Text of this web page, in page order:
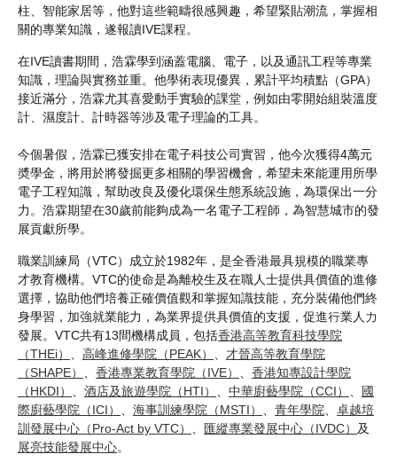
柱、智能家居等，他對這些範疇很感興趣，希望緊貼潮流，掌握相
關的專業知識，遂報讀IVE課程。
在IVE讀書期間，浩霖學到涵蓋電腦、電子，以及通訊工程等專業
知識，理論與實務並重。他學術表現優異，累計平均積點（GPA）
接近滿分，浩霖尤其喜愛動手實驗的課堂，例如由零開始組裝溫度
計、濕度計、計時器等涉及電子理論的工具。
今個暑假，浩霖已獲安排在電子科技公司實習，他今次獲得4萬元
奬學金，將用於將發掘更多相關的學習機會，希望未來能運用所學
電子工程知識，幫助改良及優化環保生態系統設施，為環保出一分
力。浩霖期望在30歲前能夠成為一名電子工程師，為智慧城市的發
展貢獻所學。
職業訓練局（VTC）成立於1982年，是全香港最具規模的職業專
才教育機構。VTC的使命是為離校生及在職人士提供具價值的進修
選擇，協助他們培養正確價值觀和掌握知識技能，充分裝備他們終
身學習，加強就業能力，為業界提供具價值的支援，促進行業人力
發展。VTC共有13間機構成員，包括香港高等教育科技學院
（THEi）
高峰進修學院（PEAK）
才晉高等教育學院
（SHAPE）
香港專業教育學院（IVE）
香港知專設計學院
（HKDI）
酒店及旅遊學院（HTI） 中華廚藝學院（CCI）
國
際廚藝學院（ICI）
海事訓練學院（MSTI） 青年學院
卓越培
訓發展中心（Pro-Act by VTC）
匯縱專業發展中心（IVDC） 及
展亮技能發展中心。